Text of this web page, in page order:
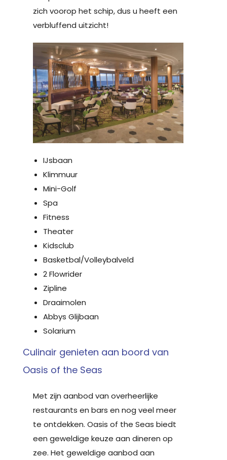
zich voorop het schip, dus u heeft een
verbluffend uitzicht!
IJsbaan
Klimmuur
Mini-Golf
Spa
Fitness
Theater
Kidsclub
Basketbal/Volleybalveld
2 Flowrider
Zipline
Draaimolen
Abbys Glijbaan
Solarium
Culinair genieten aan boord van
Oasis of the Seas
Met zijn aanbod van overheerlijke
restaurants en bars en nog veel meer
te ontdekken. Oasis of the Seas biedt
een geweldige keuze aan dineren op
zee. Het geweldige aanbod aan